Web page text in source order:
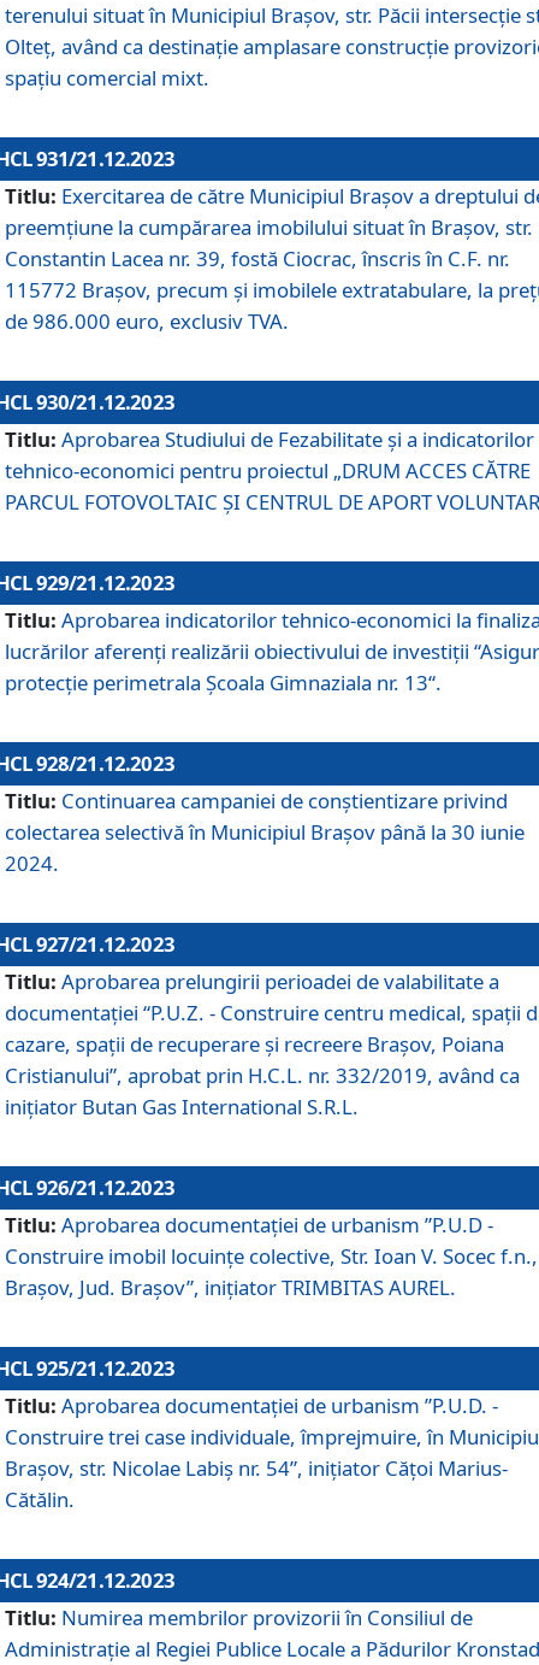
terenului situat în Municipiul Brașov, str. Păcii intersecție
Olteț, având ca destinație amplasare construcție
spațiu comercial mixt.
931/21.12.2023
Titlu: Exercitarea de către Municipiul Brașov a dreptului
preemțiune la cumpărarea imobilului situat în Brașov, str.
Constantin Lacea nr. 39, fostă Ciocrac, înscris în C.F. nr.
115772 Brașov, precum și imobilele extratabulare, la
de 986.000 euro, exclusiv TVA.
930/21.12.2023
Titlu: Aprobarea Studiului de Fezabilitate și a indicatorilor
tehnico-economici pentru proiectul „DRUM ACCES CĂTRE
PARCUL FOTOVOLTAIC ȘI CENTRUL DE APORT
929/21.12.2023
Titlu: Aprobarea indicatorilor tehnico-economici la
lucrărilor aferenți realizării obiectivului de investiții
protecție perimetrala Școala Gimnaziala nr. 13“.
928/21.12.2023
Titlu: Continuarea campaniei de conștientizare privind
colectarea selectivă în Municipiul Braşov până la 30 iunie
2024.
927/21.12.2023
Titlu: Aprobarea prelungirii perioadei de valabilitate a
documentaţiei “P.U.Z. - Construire centru medical, spații
cazare, spații de recuperare și recreere Brașov, Poiana
Cristianului”, aprobat prin H.C.L. nr. 332/2019, având ca
inițiator Butan Gas International S.R.L.
926/21.12.2023
Titlu: Aprobarea documentaţiei de urbanism ”P.U.D -
Construire imobil locuințe colective, Str. Ioan V. Socec f.n.,
Brașov, Jud. Brașov”, inițiator TRIMBITAS AUREL.
925/21.12.2023
Titlu: Aprobarea documentaţiei de urbanism ”P.U.D. -
Construire trei case individuale, împrejmuire, în
Brașov, str. Nicolae Labiș nr. 54”, inițiator Cățoi Marius-
Cătălin.
924/21.12.2023
Titlu: Numirea membrilor provizorii în Consiliul de
Administraţie al Regiei Publice Locale a Pădurilor